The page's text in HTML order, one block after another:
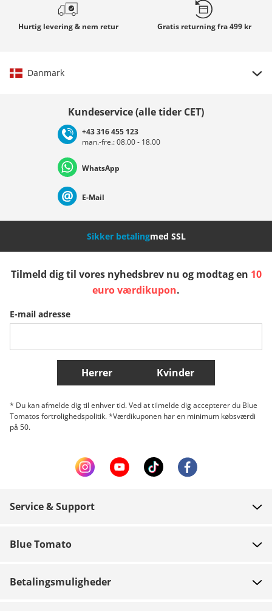
Hurtiglevering & nem retur Gratis returningfra 499 kr
Danmark
Deutschland Österreich
Nederland Italia (Italiano) Italien (Deutsch)
Slovenija
Flere lande
Kundeservice (alle tider CET)
+43 316 455 123
man.-fre.: 08.00 - 18.00
WhatsApp
E-Mail
Sikker betalingmed SSL
Tilmeld dig til vores nyhedsbrev nu og modtag en 10
euro værdikupon.
E-mail adresse
Herrer Kvinder
* Du kan afmelde dig til enhver tid. Ved at tilmelde dig accepterer du Blue
Tomatos fortrolighedspolitik. *Værdikuponen har en minimum købsværdi
på 50.
Service & Support
Betaling
Blue Tomato
Betalingsmuligheder